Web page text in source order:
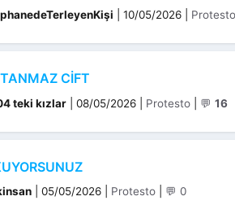
10/05/2026 Protesto
CIFT
teki kızlar 08/05/2026 Kategoriler
Protesto 💬 16
05/05/2026 Kategoriler
Protesto 💬 0